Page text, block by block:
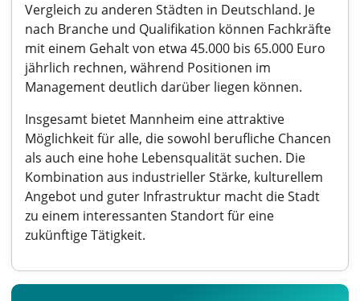
Vergleich zu anderen Städten in Deutschland. Je
nach Branche und Qualifikation können Fachkräfte
mit einem Gehalt von etwa 45.000 bis 65.000 Euro
jährlich rechnen, während Positionen im
Management deutlich darüber liegen können.
Insgesamt bietet Mannheim eine attraktive
Möglichkeit für alle, die sowohl berufliche Chancen
als auch eine hohe Lebensqualität suchen. Die
Kombination aus industrieller Stärke, kulturellem
Angebot und guter Infrastruktur macht die Stadt
zu einem interessanten Standort für eine
zukünftige Tätigkeit.